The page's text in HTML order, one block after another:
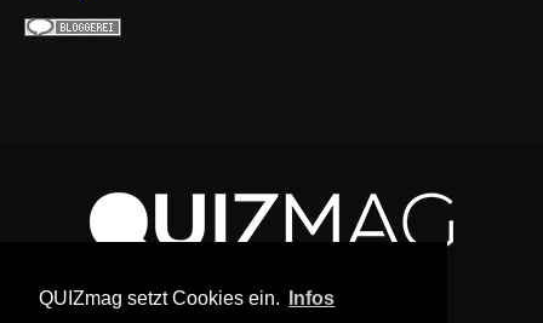
QUIZmag setzt Cookies ein. Infos